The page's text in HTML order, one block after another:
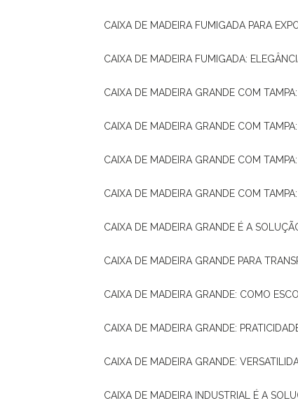
CAIXA DE MADEIRA FUMIGADA PARA
CAIXA DE MADEIRA FUMIGADA:
CAIXA DE MADEIRA GRANDE COM
CAIXA DE MADEIRA GRANDE COM
CAIXA DE MADEIRA GRANDE COM
CAIXA DE MADEIRA GRANDE COM
CAIXA DE MADEIRA GRANDE É A
CAIXA DE MADEIRA GRANDE PARA
CAIXA DE MADEIRA GRANDE: COMO
CAIXA DE MADEIRA GRANDE:
CAIXA DE MADEIRA GRANDE:
CAIXA DE MADEIRA INDUSTRIAL É A